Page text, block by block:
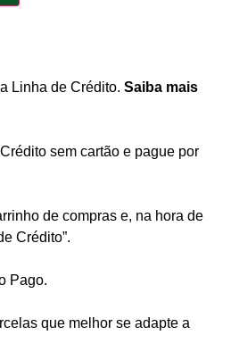
Linha de Crédito. Saiba mais
sem cartão e pague por
de compras e, na hora de
Crédito”.
Pago.
que melhor se adapte a